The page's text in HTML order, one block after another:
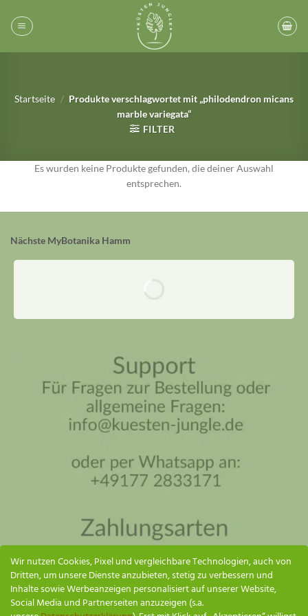
Inhalt
springen
Startseite / Produkte verschlagwortet mit „philodendron micans
marble variegata“
FILTER
Es wurden keine Produkte gefunden, die deiner Auswahl
entsprechen.
Nächste MyBotanika Hamm
Wir nutzen Cookies, Pixel und vergleichbare Technologien, auch von
Dritten, um unsere Dienste anzubieten, stetig zu verbessern und
Inhalte sowie Werbeanzeigen personalisiert auf unserer Website,
Social Media und Partnerseiten anzuzeigen (s.a.
Küsten Jungle Assistent